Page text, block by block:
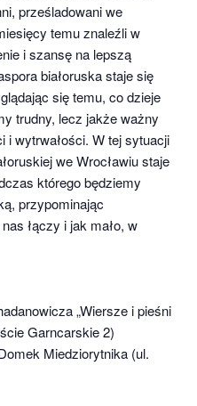
prześladowani we
temu znaleźli w
i szansę na lepszą
białoruska staje się
się temu, co dzieje
trudny, lecz jakże ważny
i wytrwałości. W tej sytuacji
we Wrocławiu staje
którego będziemy
przypominając
łączy i jak mało, w
„Wiersze i pieśni
Garncarskie 2)
Miedziorytnika (ul.